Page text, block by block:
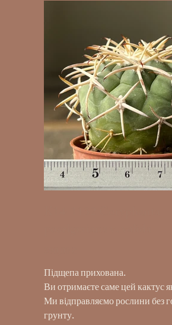
Підщепа прихована.
Ви отримаєте саме цей кактус
Ми відправляємо рослини без
грунту.